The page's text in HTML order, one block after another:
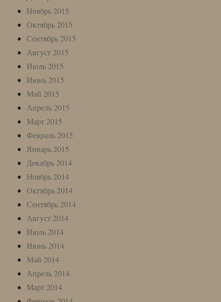
Ноябрь 2015
Октябрь 2015
Сентябрь 2015
Август 2015
Июль 2015
Июнь 2015
Май 2015
Апрель 2015
Март 2015
Февраль 2015
Январь 2015
Декабрь 2014
Ноябрь 2014
Октябрь 2014
Сентябрь 2014
Август 2014
Июль 2014
Июнь 2014
Май 2014
Апрель 2014
Март 2014